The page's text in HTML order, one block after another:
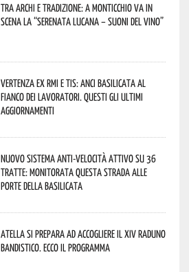
Tra archi e tradizione: a Monticchio va in
scena la “Serenata lucana – suoni del vino”
Vertenza ex RMI e TIS: ANCI Basilicata al
fianco dei lavoratori. Questi gli ultimi
aggiornamenti
Nuovo sistema anti-velocità attivo su 36
tratte: monitorata questa strada alle
porte della Basilicata
Atella si prepara ad accogliere il XIV Raduno
Bandistico. Ecco il programma